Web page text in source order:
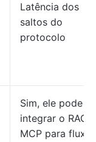
Latência dos
saltos do
protocolo
Sim, ele pode
integrar o RAG
MCP para fluxos